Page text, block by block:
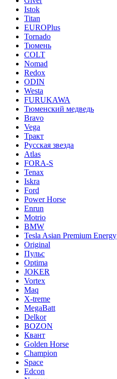
Istok
Titan
EUROPlus
Tornado
Тюмень
COLT
Nomad
Redox
ODIN
Westa
FURUKAWA
Тюменский медведь
Bravo
Vega
Тракт
Русская звезда
Atlas
FORA-S
Tenax
Iskra
Ford
Power Horse
Enrun
Motrio
BMW
Tesla Asian Premium Energy
Original
Пульс
Optima
JOKER
Vortex
Maq
X-treme
MegaBatt
Delkor
BOZON
Квант
Golden Horse
Champion
Space
Edcon